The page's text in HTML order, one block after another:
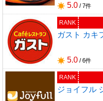
5.0 / 7件
RANK
ガスト カキ
5.0 / 6件
RANK
ジョイフル